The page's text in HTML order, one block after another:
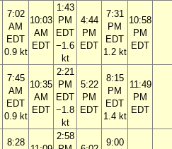
7:02
AM
EDT
0.9 kt
10:03
AM
EDT
1:43
PM
EDT
−1.6
kt
4:44
PM
EDT
7:31
PM
EDT
1.2 kt
10:58
PM
EDT
7:45
AM
EDT
0.9 kt
10:35
AM
EDT
2:21
PM
EDT
−1.8
kt
5:22
PM
EDT
8:15
PM
EDT
1.4 kt
11:49
PM
EDT
8:28
2:58
9:00